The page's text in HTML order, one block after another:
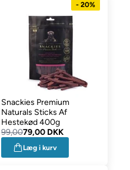
- 20%
Snackies Premium
Naturals Sticks Af
Hestekød 400g
99,0079,00 DKK
Læg i kurv